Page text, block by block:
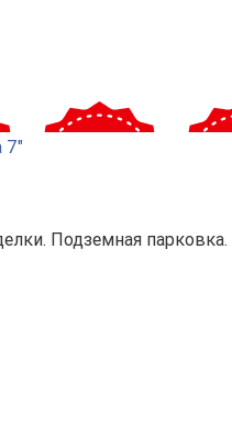
7"
Подземная парковка.